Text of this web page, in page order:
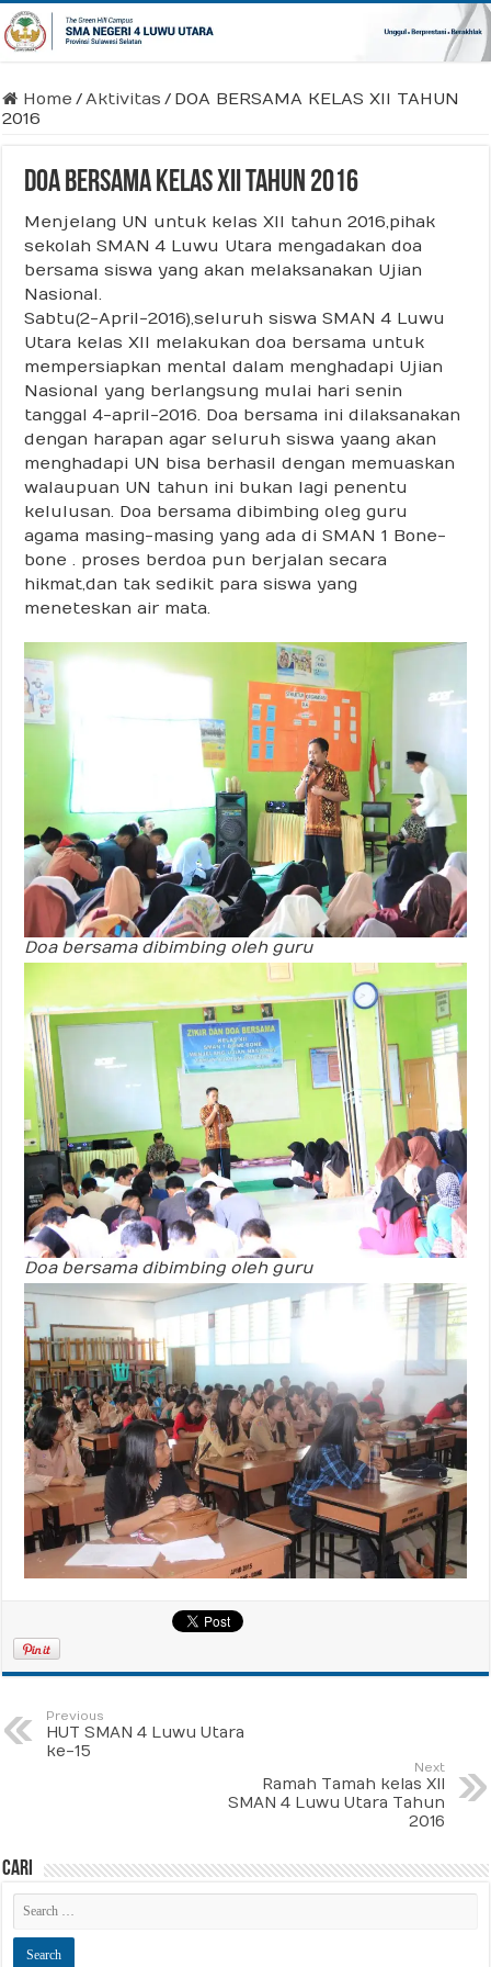
Home /Aktivitas / DOA BERSAMA KELAS XII TAHUN
2016
DOA BERSAMA KELAS XII TAHUN 2016
Menjelang UN untuk kelas XII tahun 2016,pihak
sekolah SMAN 4 Luwu Utara mengadakan doa
bersama siswa yang akan melaksanakan Ujian
Nasional.
Sabtu(2-April-2016),seluruh siswa SMAN 4 Luwu
Utara kelas XII melakukan doa bersama untuk
mempersiapkan mental dalam menghadapi Ujian
Nasional yang berlangsung mulai hari senin
tanggal 4-april-2016. Doa bersama ini dilaksanakan
dengan harapan agar seluruh siswa yaang akan
menghadapi UN bisa berhasil dengan memuaskan
walaupuan UN tahun ini bukan lagi penentu
kelulusan. Doa bersama dibimbing oleg guru
agama masing-masing yang ada di SMAN 1 Bone-
bone . proses berdoa pun berjalan secara
hikmat,dan tak sedikit para siswa yang
meneteskan air mata.
Doa bersama dibimbing oleh guru
Doa bersama dibimbing oleh guru
Previous
HUT SMAN 4 Luwu Utara
ke-15
Next
Ramah Tamah kelas XII
SMAN 4 Luwu Utara Tahun
2016
Cari